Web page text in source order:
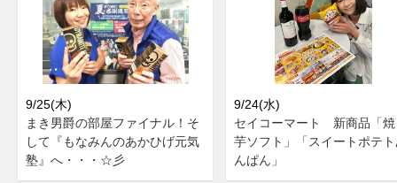
9/25(木)
まき男爵の部屋ファイナル！そ
して『もなみんのあかひげ元気
塾』へ・・・☆彡
9/24(水)
セイコーマート 新商品「焼
芋ソフト」「スイートポテ
んぱん」